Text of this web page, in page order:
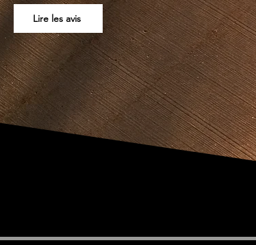
Lire les avis